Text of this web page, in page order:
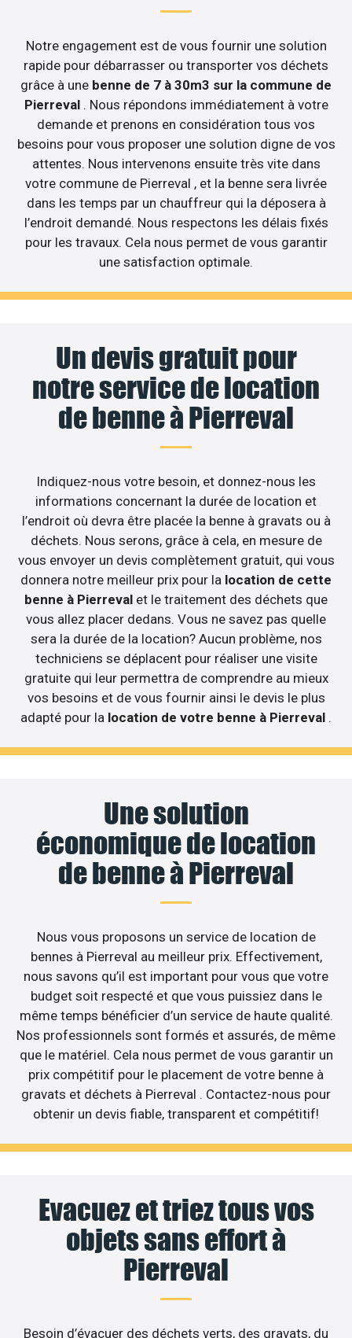
Notre engagement est de vous fournir une solution
rapide pour débarrasser ou transporter vos déchets
grâce à une benne de 7 à 30m3 sur la commune de
Pierreval . Nous répondons immédiatement à votre
demande et prenons en considération tous vos
besoins pour vous proposer une solution digne de vos
attentes. Nous intervenons ensuite très vite dans
votre commune de Pierreval , et la benne sera livrée
dans les temps par un chauffreur qui la déposera à
l’endroit demandé. Nous respectons les délais fixés
pour les travaux. Cela nous permet de vous garantir
une satisfaction optimale.
Un devis gratuit pour
notre service de location
de benne à Pierreval
Indiquez-nous votre besoin, et donnez-nous les
informations concernant la durée de location et
l’endroit où devra être placée la benne à gravats ou à
déchets. Nous serons, grâce à cela, en mesure de
vous envoyer un devis complètement gratuit, qui vous
donnera notre meilleur prix pour la location de cette
benne à Pierreval et le traitement des déchets que
vous allez placer dedans. Vous ne savez pas quelle
sera la durée de la location? Aucun problème, nos
techniciens se déplacent pour réaliser une visite
gratuite qui leur permettra de comprendre au mieux
vos besoins et de vous fournir ainsi le devis le plus
adapté pour la location de votre benne à Pierreval .
Une solution
économique de location
de benne à Pierreval
Nous vous proposons un service de location de
bennes à Pierreval au meilleur prix. Effectivement,
nous savons qu’il est important pour vous que votre
budget soit respecté et que vous puissiez dans le
même temps bénéficier d’un service de haute qualité.
Nos professionnels sont formés et assurés, de même
que le matériel. Cela nous permet de vous garantir un
prix compétitif pour le placement de votre benne à
gravats et déchets à Pierreval . Contactez-nous pour
obtenir un devis fiable, transparent et compétitif!
Evacuez et triez tous vos
objets sans effort à
Pierreval
Besoin d’évacuer des déchets verts, des gravats, du